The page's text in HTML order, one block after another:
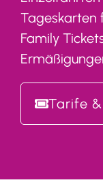
Tageskarten
Family
Tarife